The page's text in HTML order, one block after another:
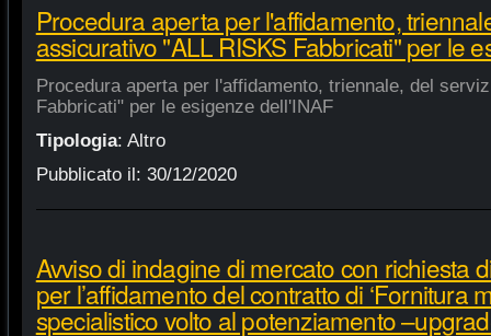
Procedura aperta per l'affidamento,
assicurativo "ALL RISKS Fabbricati" per le
Procedura aperta per l'affidamento, triennale, del
Fabbricati" per le esigenze dell'INAF
Tipologia: Altro
Pubblicato il: 30/12/2020
Avviso di indagine di mercato con richiesta
per l’affidamento del contratto di ‘Fornitura
specialistico volto al potenziamento